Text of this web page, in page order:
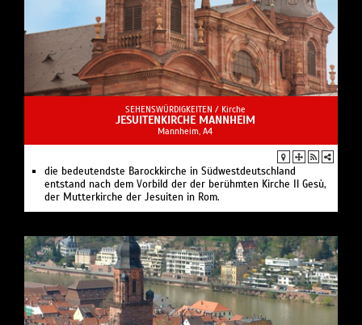
SEHENSWÜRDIGKEITEN / Kirche
JESUITENKIRCHE MANNHEIM
Mannheim, A4
die bedeutendste Barockkirche in Südwestdeutschland
entstand nach dem Vorbild der der berühmten Kirche Il Gesù,
der Mutterkirche der Jesuiten in Rom.